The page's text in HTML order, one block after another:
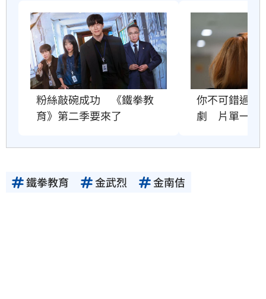
粉絲敲碗成功　《鐵拳教
育》第二季要來了
你不可錯過的
劇　片單一次
鐵拳教育 金武烈 金南佶